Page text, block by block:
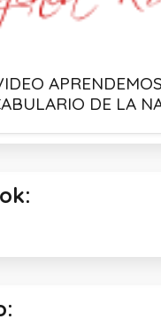
DE LA